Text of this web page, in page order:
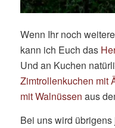
Wenn Ihr noch
kann ich Euch das
Und an Kuchen
Zimtrollenkuchen mit
mit Walnüssen aus
Bei uns wird